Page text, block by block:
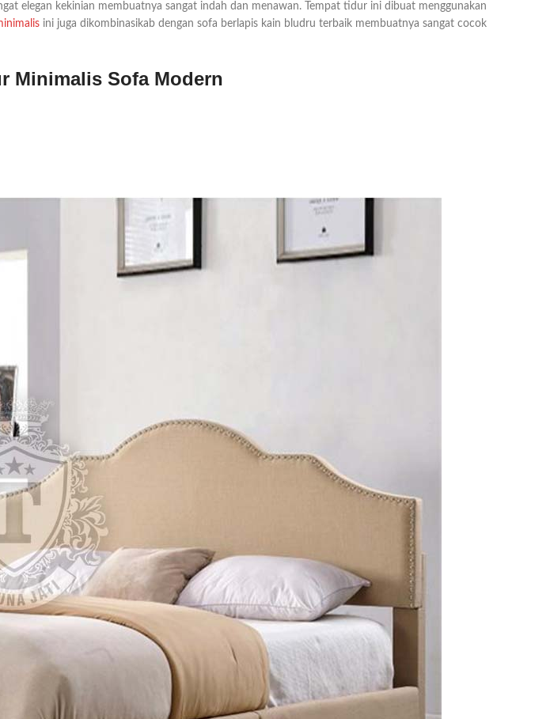
elegan kekinian membuatnya sangat indah dan menawan. Tempat tidur ini dibuat menggunakan
ini juga dikombinasikab dengan sofa berlapis kain bludru terbaik membuatnya sangat cocok
Minimalis Sofa Modern